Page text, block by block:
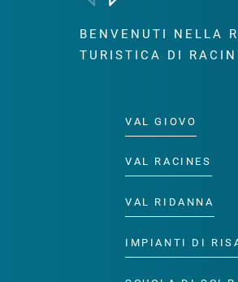
BENVENUTI NELLA
TURISTICA DI
VAL GIOVO
VAL RACINES
VAL RIDANNA
IMPIANTI DI